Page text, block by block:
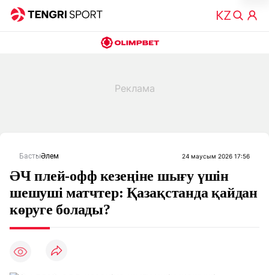
БастыӘлем 24 маусым 2026 17:56
ӘЧ плей-офф кезеңіне шығу үшін
шешуші матчтер: Қазақстанда қайдан
көруге болады?